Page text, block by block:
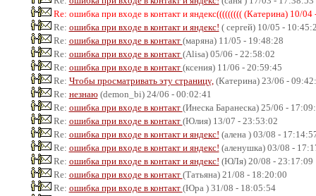
Re: ошибка при входе в контакт и яндекс((((((((( (Катерина) 10/
Re: ошибка при входе в контакт и яндекс! ( сергей) 10/05 -
Re: ошибка при входе в контакт (маряна) 11/05 - 19:48:28
Re: ошибка при входе в контакт (Alisa) 05/06 - 22:58:02
Re: ошибка при входе в контакт (ксения) 11/06 - 20:59:45
Re: Чтобы просматривать эту страницу, (Катерина) 23/06 -
Re: незнаю(demon_bi) 24/06 - 00:02:41
Re: ошибка при входе в контакт (Инеска Баранеска) 25/06 -
Re: ошибка при входе в контакт (Юлия) 13/07 - 23:53:02
Re: ошибка при входе в контакт и яндекс! (алена ) 03/08 -
Re: ошибка при входе в контакт и яндекс! (аленушка) 03/08 -
Re: ошибка при входе в контакт и яндекс! (ЮЛя) 20/08 - 23:17:09
Re: ошибка при входе в контакт (Татьяна) 21/08 - 18:20:00
Re: ошибка при входе в контакт (Юра ) 31/08 - 18:05:54